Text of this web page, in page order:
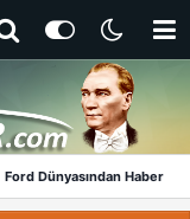
Ford Dünyasından Haberler